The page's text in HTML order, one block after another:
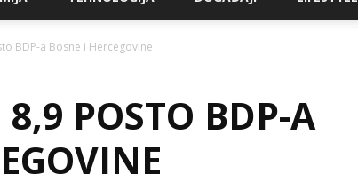
Magazine
BDP-a Bosne i Hercegovine
POSTO BDP-A